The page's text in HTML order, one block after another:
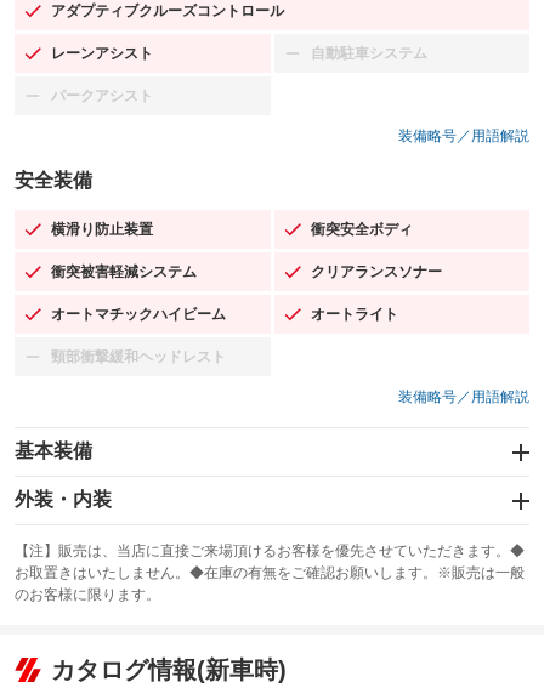
アダプティブクルーズコントロール
：装備あり
レーンアシスト
：装備あり 自動駐車システム
：装備なし
パークアシスト
：装備なし
装備略号／用語解説
安全装備
横滑り防止装置
：装備あり 衝突安全ボディ
：装備あり
衝突被害軽減システム
：装備あり クリアランスソナー
：装備あり
オートマチックハイビーム
：装備あり オートライト
：装備あり
頸部衝撃緩和ヘッドレスト
：装備なし
装備略号／用語解説
基本装備
エアバッグ：運転席/助手席/サイド
：装備あり
：装備なし
サンルーフ
：装備なし ABS
リフトアップ
：装備なし
外装・内装
カーナビ
：装備なし
TV：フルセグ
：装備あり
ビジュアル
：装備なし
【注】販売は、当店に直接ご来場頂けるお客様を優先させていただきます。◆
お取置きはいたしません。◆在庫の有無をご確認お願いします。※販売は一般
のお客様に限ります。
カタログ情報(新車時)